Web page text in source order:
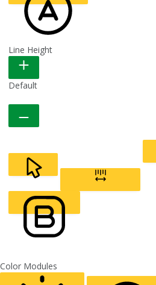
READABLE FONT
Line Height
Default
CURSOR
FONT WEIGHT
Color Modules